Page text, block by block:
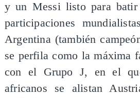
y un Messi listo para
participaciones
Argentina (también
se perfila como la máxima
con el Grupo J, en el
africanos se alistan